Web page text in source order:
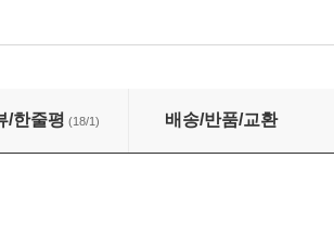
피
/한줄평 (18/1) 배송/반품/교환